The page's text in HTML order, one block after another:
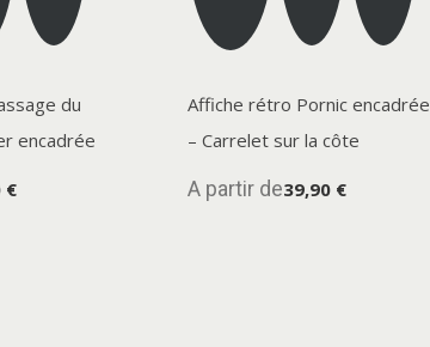
du
encadrée
€
Affiche rétro Pornic encadrée
– Carrelet sur la côte
A partir de39,90 €